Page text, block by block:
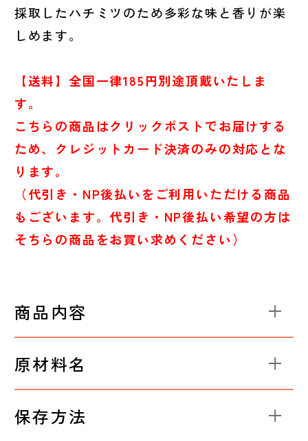
採取したハチミツのため多彩な味と香りが楽
しめます。
【送料】全国一律185円別途頂戴いたしま
す。
こちらの商品はクリックポストでお届けする
ため、クレジットカード決済のみの対応とな
ります。
（代引き・NP後払いをご利用いただける商品
もございます。代引き・NP後払い希望の方は
そちらの商品をお買い求めください）
商品内容
原材料名
保存方法